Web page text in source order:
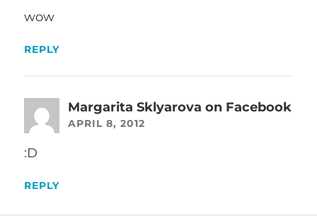
wow
REPLY
Margarita Sklyarova on Facebook
APRIL 8, 2012
:D
REPLY